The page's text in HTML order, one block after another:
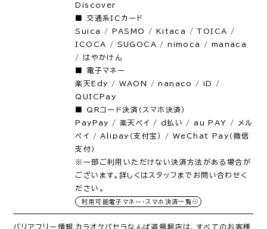
Discover
■ 交通系ICカード
Suica / PASMO / Kitaca / TOICA /
ICOCA / SUGOCA / nimoca / manaca
/ はやかけん
■ 電子マネー
楽天Edy / WAON / nanaco / iD /
QUICPay
■ QRコード決済（スマホ決済）
PayPay / 楽天ペイ / d払い / au PAY / メル
ペイ / Alipay（支付宝） / WeChat Pay（微信
支付）
※一部ご利用いただけない決済方法がある場合が
ございます。詳しくはスタッフまでお問い合わせく
ださい。
利用可能電子マネー・スマホ決済一覧
バリアフリー情報 カラオケパセラなんば道頓堀店は、すべてのお客様